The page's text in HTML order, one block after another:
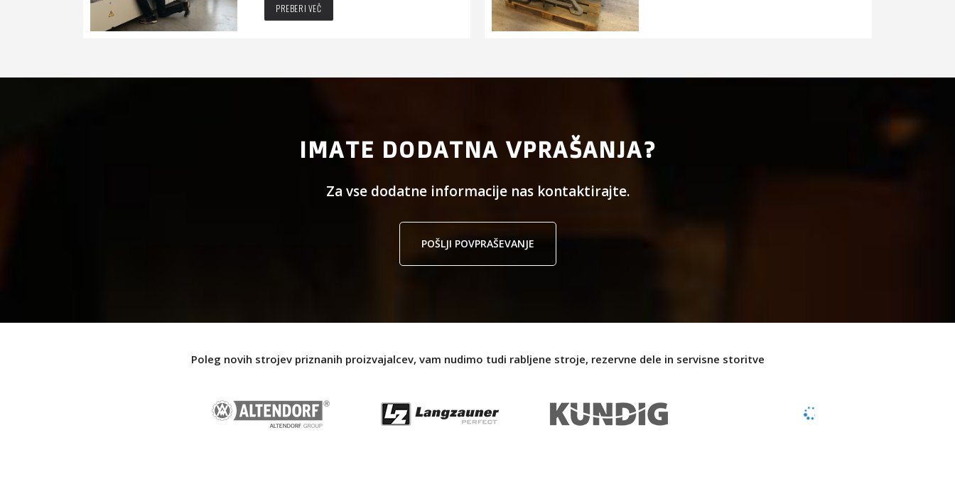
PREBERI VEČ
IMATE DODATNA VPRAŠANJA?
Za vse dodatne informacije nas kontaktirajte.
POŠLJI POVPRAŠEVANJE
Poleg novih strojev priznanih proizvajalcev, vam nudimo tudi rabljene stroje, rezervne dele in servisne storitve